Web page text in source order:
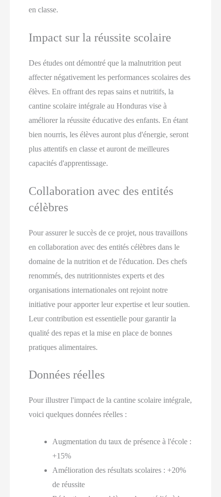
en classe.
Impact sur la réussite scolaire
Des études ont démontré que la malnutrition peut
affecter négativement les performances scolaires des
élèves. En offrant des repas sains et nutritifs, la
cantine scolaire intégrale au Honduras vise à
améliorer la réussite éducative des enfants. En étant
bien nourris, les élèves auront plus d'énergie, seront
plus attentifs en classe et auront de meilleures
capacités d'apprentissage.
Collaboration avec des entités
célèbres
Pour assurer le succès de ce projet, nous travaillons
en collaboration avec des entités célèbres dans le
domaine de la nutrition et de l'éducation. Des chefs
renommés, des nutritionnistes experts et des
organisations internationales ont rejoint notre
initiative pour apporter leur expertise et leur soutien.
Leur contribution est essentielle pour garantir la
qualité des repas et la mise en place de bonnes
pratiques alimentaires.
Données réelles
Pour illustrer l'impact de la cantine scolaire intégrale,
voici quelques données réelles :
Augmentation du taux de présence à l'école :
+15%
Amélioration des résultats scolaires : +20%
de réussite